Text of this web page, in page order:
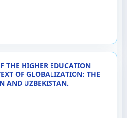
THE HIGHER EDUCATION
OF GLOBALIZATION: THE
AND UZBEKISTAN.